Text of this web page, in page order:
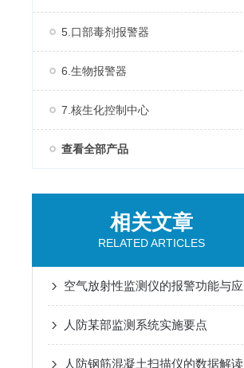
5.口部毒剂报警器
6.生物报警器
7.核生化控制中心
查看全部产品
相关文章
RELATED ARTICLES
人防某部监测系统实施要点
人防钢筋混凝土扫描仪的数据解读